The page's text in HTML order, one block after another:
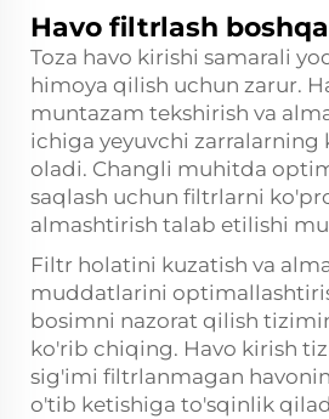
Havo filtrlash
Toza havo kirishi samarali
himoya qilish uchun zarur.
muntazam tekshirish va
ichiga yeyuvchi zarralarning
oladi. Changli muhitda
saqlash uchun filtrlarni
almashtirish talab etilishi
Filtr holatini kuzatish va
muddatlarini
bosimni nazorat qilish
ko'rib chiqing. Havo kirish
sig'imi filtrlanmagan
o'tib ketishiga to'sqinlik